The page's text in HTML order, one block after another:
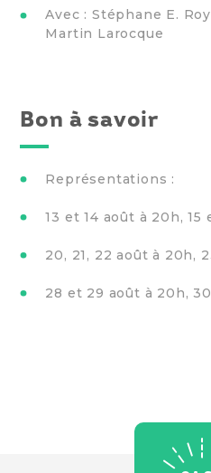
Avec : Stéphane E.
Martin Larocque
Bon à savoir
Représentations :
13 et 14 août à 20h, 15
20, 21, 22 août à 20h,
28 et 29 août à 20h,